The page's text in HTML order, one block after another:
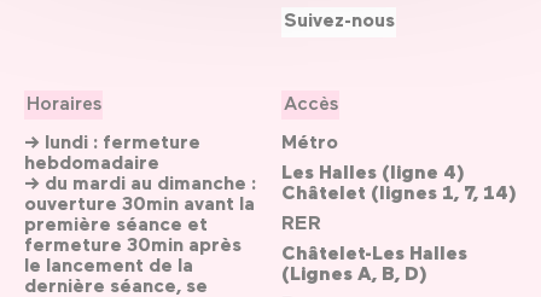
Horaires
→ lundi : fermeture
hebdomadaire
→ du mardi au dimanche :
ouverture 30min avant la
première séance et
fermeture 30min après
le lancement de la
dernière séance, se
Accès
Métro
Les Halles (ligne 4)
Châtelet (lignes 1, 7, 14)
RER
Châtelet-Les Halles
(Lignes A, B, D)
Suivez-nous